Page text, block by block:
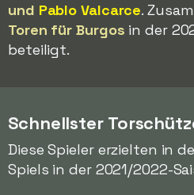
und Pablo Valcarce.
Toren für Burgos in der
beteiligt.
Schnellster
Diese Spieler erzielten in
Spiels in der 2021/2022-